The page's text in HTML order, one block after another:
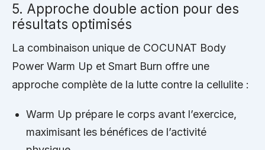
5. Approche double action pour des
résultats optimisés
La combinaison unique de COCUNAT Body
Power Warm Up et Smart Burn offre une
approche complète de la lutte contre la cellulite :
Warm Up prépare le corps avant l’exercice,
maximisant les bénéfices de l’activité